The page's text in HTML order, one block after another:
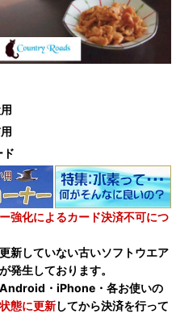
ド
強化によるカード決済不可につ
新していない古いソフトウエア
発生しております。
・iPhone・各お使いの
態に更新してから決済を行って